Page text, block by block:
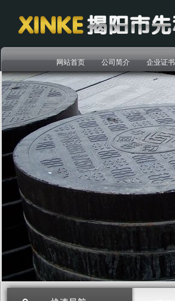
网站首页 公司简介 企业证书